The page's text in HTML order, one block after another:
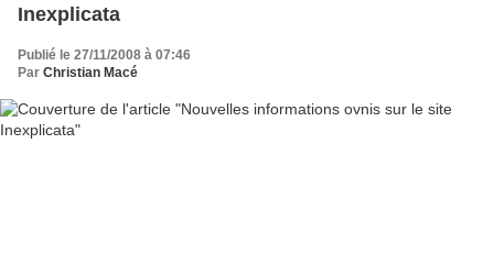
Inexplicata
Publié le 27/11/2008 à 07:46
Par Christian Macé